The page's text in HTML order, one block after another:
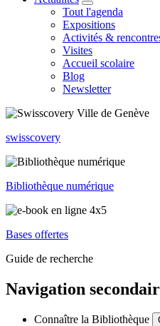
Tout l'agenda
Expositions
Activités &
Visites
Accueil scolaire
Blog
Newsletter
swisscovery
Bibliothèque numérique
Bases offertes
Guide de recherche
Navigation
Connaître la Bibliothèque